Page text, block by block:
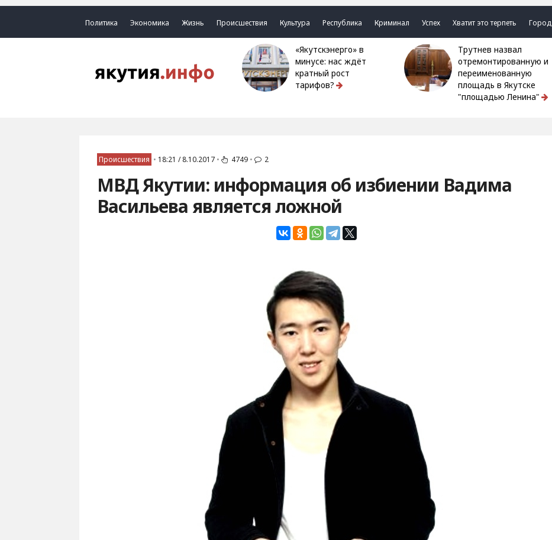
Политика Экономика Жизнь Происшествия Культура Республика Криминал Успех Хватит это терпеть Город
«Якутскэнерго» в
минусе: нас ждёт
кратный рост
тарифов?
Трутнев назвал
отремонтированную и
переименованную
площадь в Якутске
"площадью Ленина"
Происшествия • 18:21 / 8.10.2017 • 4749 • 2
МВД Якутии: информация об избиении Вадима
Васильева является ложной